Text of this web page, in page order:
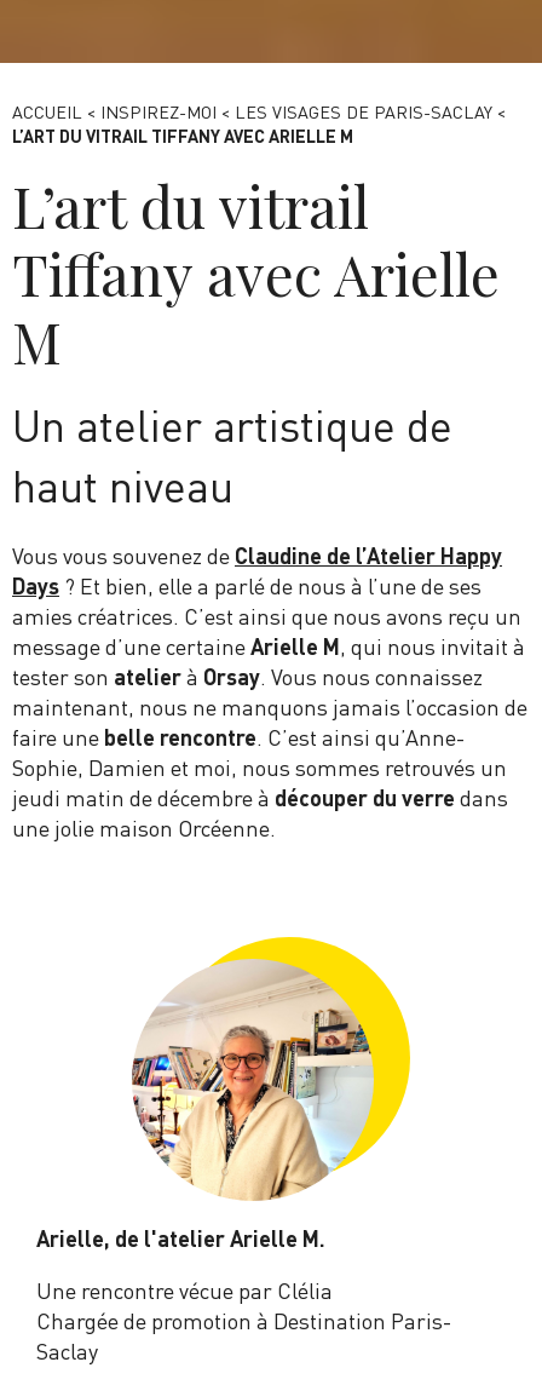
ACCUEIL < INSPIREZ-MOI < LES VISAGES DE PARIS-SACLAY <
L’ART DU VITRAIL TIFFANY AVEC ARIELLE M
L’art du vitrail
Tiffany avec Arielle
M
Un atelier artistique de
haut niveau
Vous vous souvenez de Claudine de l’Atelier Happy
Days ? Et bien, elle a parlé de nous à l’une de ses
amies créatrices. C’est ainsi que nous avons reçu un
message d’une certaineArielle M, qui nous invitait à
tester son atelierà Orsay. Vous nous connaissez
maintenant, nous ne manquons jamais l’occasion de
faire une belle rencontre. C’est ainsi qu’Anne-
Sophie, Damien et moi, nous sommes retrouvés un
jeudi matin de décembre à découper du verre dans
une jolie maison Orcéenne.
Arielle, de l'atelier Arielle M.
Une rencontre vécue par Clélia
Chargée de promotion à Destination Paris-
Saclay